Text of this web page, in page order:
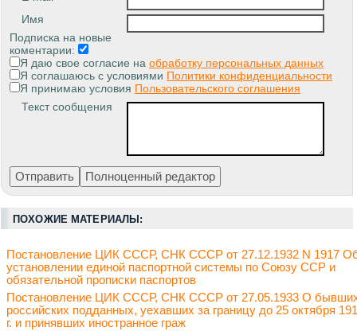
Имя
Подписка на новые
коментарии:
Я даю свое согласие на обработку персональных данных
Я соглашаюсь с условиями Политики конфиденциальности
Я принимаю условия Пользовательского соглашения
Текст сообщения
ПОХОЖИЕ МАТЕРИАЛЫ:
Постановление ЦИК СССР, СНК СССР от 27.12.1932 N 1917
установлении единой паспортной системы по Союзу ССР и
обязательной прописки паспортов
Постановление ЦИК СССР, СНК СССР от 27.05.1933 О
российских подданных, уехавших за границу до 25 октября
г. и принявших иностранное граж